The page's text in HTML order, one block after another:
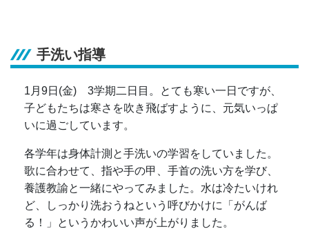
手洗い指導
1月9日(金) 3学期二日目。とても寒い一日ですが、
子どもたちは寒さを吹き飛ばすように、元気いっぱ
いに過ごしています。
各学年は身体計測と手洗いの学習をしていました。
歌に合わせて、指や手の甲、手首の洗い方を学び、
養護教諭と一緒にやってみました。水は冷たいけれ
ど、しっかり洗おうねという呼びかけに「がんば
る！」というかわいい声が上がりました。